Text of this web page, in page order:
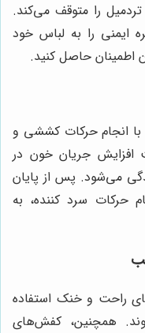
را متوقف می‌کند.
ایمنی را به لباس خود
اطمینان حاصل کنید.
با انجام حرکات کششی و
افزایش جریان خون در
می‌شود. پس از پایان
حرکات سرد کننده، به
راحت و خنک استفاده
همچنین، کفش‌های